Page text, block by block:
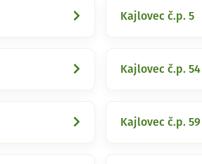
Kajlovec č.p. 5
Kajlovec č.p. 54
Kajlovec č.p. 59